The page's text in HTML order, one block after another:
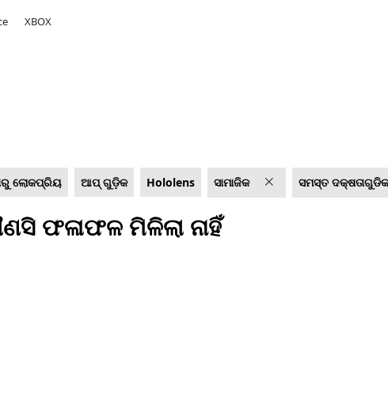
XBOX
ଲୋକପ୍ରିୟ ଆପ୍ ଗୁଡ଼ିକ Hololens ସାମାଜିକ ସମସ୍ତ ଦକ୍ଷତାଗୁଡିକ
ଫଳାଫଳ ମିଳିଲା ନାହିଁ